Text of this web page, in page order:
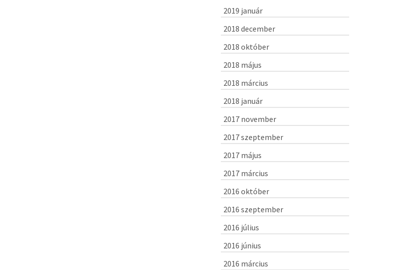
2019 január
2018 december
2018 október
2018 május
2018 március
2018 január
2017 november
2017 szeptember
2017 május
2017 március
2016 október
2016 szeptember
2016 július
2016 június
2016 március